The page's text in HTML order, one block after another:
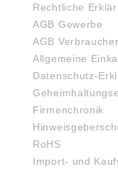
Rechtliche
AGB Gewerbe
AGB Verbraucher
Allgemeine
Datenschutz-
Firmenchronik
RoHS
Import- und